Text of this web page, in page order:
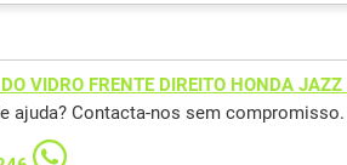
VIDRO FRENTE DIREITO HONDA
ajuda? Contacta-nos sem compromisso.